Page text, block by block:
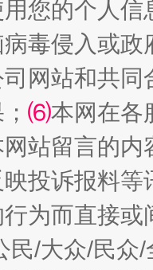
场
您的个人
毒侵入或
网站和共
⑹本网在各
站留言的内
投诉报料
为而直接
民/大众/民